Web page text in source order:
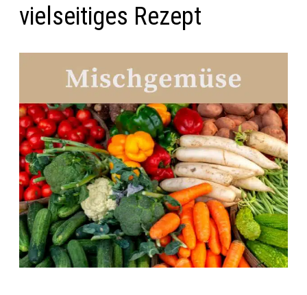
vielseitiges Rezept